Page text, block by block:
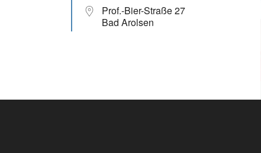
Prof.-Bier-Straße 27
Bad Arolsen